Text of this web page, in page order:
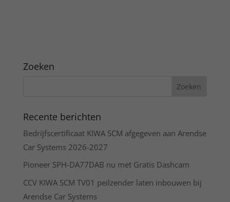
Zoeken
Recente berichten
Bedrijfscertificaat KIWA SCM afgegeven aan Arendse
Car Systems 2026-2027
Pioneer SPH-DA77DAB nu met Gratis Dashcam
CCV KIWA SCM TV01 peilzender laten inbouwen bij
Arendse Car Systems